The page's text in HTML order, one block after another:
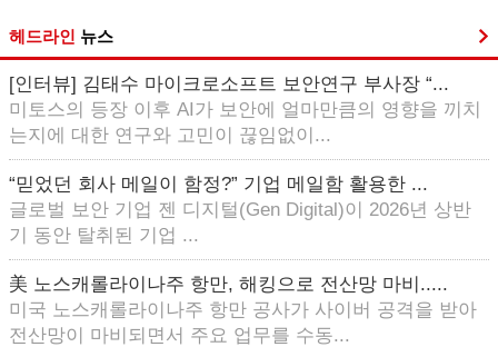
헤드라인 뉴스
[인터뷰] 김태수 마이크로소프트 보안연구 부사장 “...
미토스의 등장 이후 AI가 보안에 얼마만큼의 영향을 끼치
는지에 대한 연구와 고민이 끊임없이...
“믿었던 회사 메일이 함정?” 기업 메일함 활용한 ...
글로벌 보안 기업 젠 디지털(Gen Digital)이 2026년 상반
기 동안 탈취된 기업 ...
美 노스캐롤라이나주 항만, 해킹으로 전산망 마비.....
미국 노스캐롤라이나주 항만 공사가 사이버 공격을 받아
전산망이 마비되면서 주요 업무를 수동...